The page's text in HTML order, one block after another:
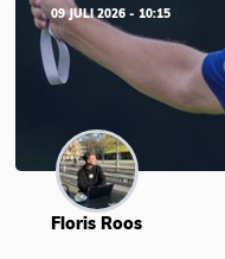
09 JULI 2026 - 10:15
Floris Roos